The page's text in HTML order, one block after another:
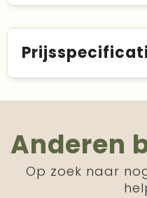
Anderen
Op zoek naar